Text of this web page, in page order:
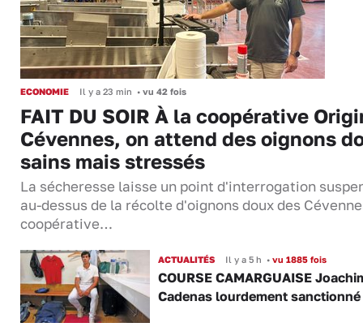
ECONOMIE Il y a 23 min • vu 42 fois
FAIT DU SOIR À la coopérative
Cévennes, on attend des oignons
sains mais stressés
La sécheresse laisse un point d'interrogation
au-dessus de la récolte d'oignons doux des
coopérative…
ACTUALITÉS Il y a 5 h •vu 1885 fois
COURSE CAMARGUAISE
Cadenas lourdement sanctionné